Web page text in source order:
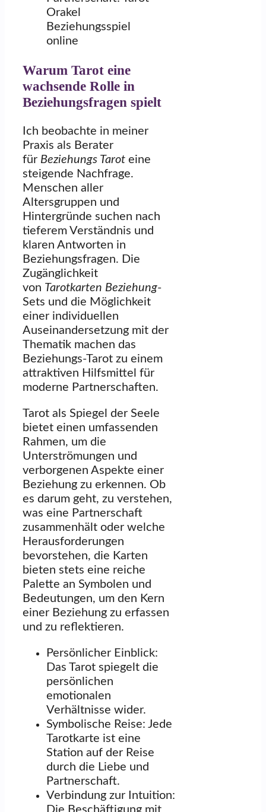
Warum Tarot eine
wachsende Rolle in
Beziehungsfragen spielt
Ich beobachte in meiner
Praxis als Berater
für Beziehungs Tarot eine
steigende Nachfrage.
Menschen aller
Altersgruppen und
Hintergründe suchen nach
tieferem Verständnis und
klaren Antworten in
Beziehungsfragen. Die
Zugänglichkeit
von Tarotkarten Beziehung-
Sets und die Möglichkeit
einer individuellen
Auseinandersetzung mit der
Thematik machen das
Beziehungs-Tarot zu einem
attraktiven Hilfsmittel für
moderne Partnerschaften.
Tarot als Spiegel der Seele
bietet einen umfassenden
Rahmen, um die
Unterströmungen und
verborgenen Aspekte einer
Beziehung zu erkennen. Ob
es darum geht, zu verstehen,
was eine Partnerschaft
zusammenhält oder welche
Herausforderungen
bevorstehen, die Karten
bieten stets eine reiche
Palette an Symbolen und
Bedeutungen, um den Kern
einer Beziehung zu erfassen
und zu reflektieren.
Persönlicher Einblick:
Das Tarot spiegelt die
persönlichen
emotionalen
Verhältnisse wider.
Symbolische Reise: Jede
Tarotkarte ist eine
Station auf der Reise
durch die Liebe und
Partnerschaft.
Verbindung zur Intuition:
Die Beschäftigung mit